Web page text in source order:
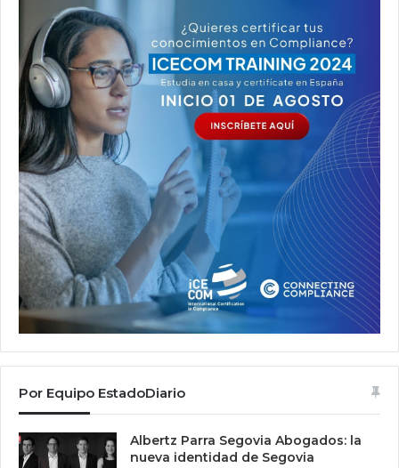
Por Equipo EstadoDiario
Albertz Parra Segovia Abogados: la
nueva identidad de Segovia